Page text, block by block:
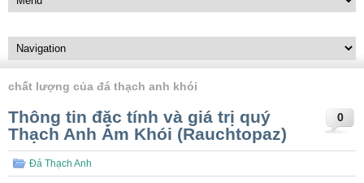
chất lượng của đá thạch anh khói
0
Thông tin đặc tính và giá trị quý
Thạch Anh Ám Khói (Rauchtopaz)
Đá Thạch Anh